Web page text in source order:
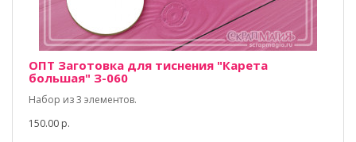
ОПТ Заготовка для тиснения "Карета
большая" З-060
Набор из 3 элементов.
150.00 р.